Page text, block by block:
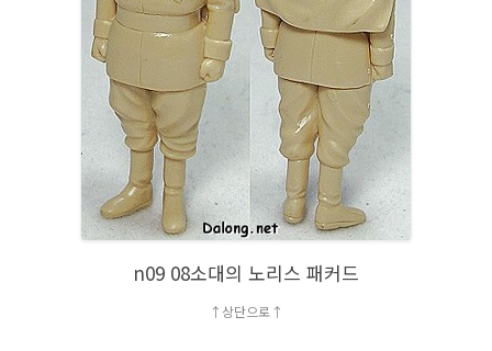
n09 08소대의 노리스 패커드
↑상단으로↑